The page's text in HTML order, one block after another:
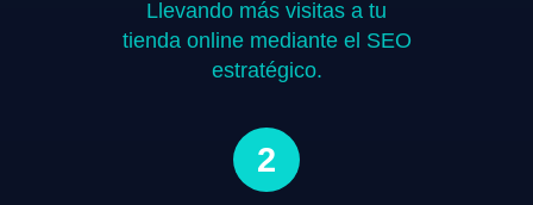
Llevando más visitas a tu
tienda online mediante el SEO
estratégico.
2